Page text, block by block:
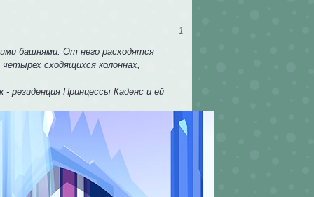
1
башнями. От него расходятся
сходящихся колоннах,
резиденция Принцессы Каденс и ей